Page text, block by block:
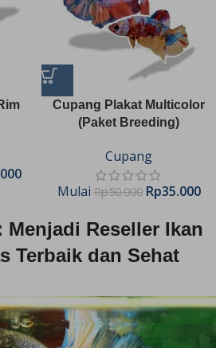
Cupang Plakat Multicolor
(Paket Breeding)
Cupang
Mulai Rp50.000 Rp35.000
Reseller Ikan
Terbaik dan Sehat